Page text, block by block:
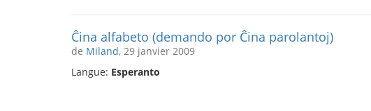
Ĉina alfabeto (demando por Ĉina parolantoj)
de Miland, 29 janvier 2009
Langue: Esperanto